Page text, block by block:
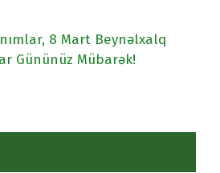
8 Mart Beynəlxalq
Gününüz Mübarək!